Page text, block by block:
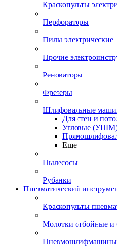
Краскопульты
Перфораторы
Пилы электрические
Прочие
Реноваторы
Фрезеры
Шлифовальные
Для стен и
Угловые (УШМ)
Еще
Пылесосы
Рубанки
Пневматический
Краскопульты
Молотки отбойные и
Пневмошлифмашины